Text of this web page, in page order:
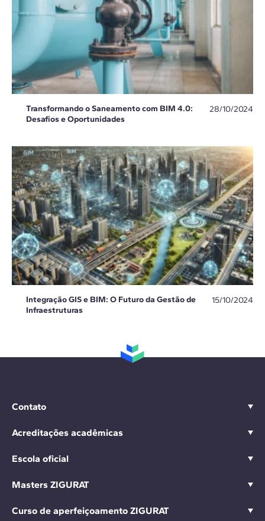
Transformando o Saneamento com BIM 4.0:
Desafios e Oportunidades
28/10/2024
Integração GIS e BIM: O Futuro da Gestão de
Infraestruturas
15/10/2024
Contato
Acreditações acadêmicas
Escola oficial
Masters ZIGURAT
Curso de aperfeiçoamento ZIGURAT